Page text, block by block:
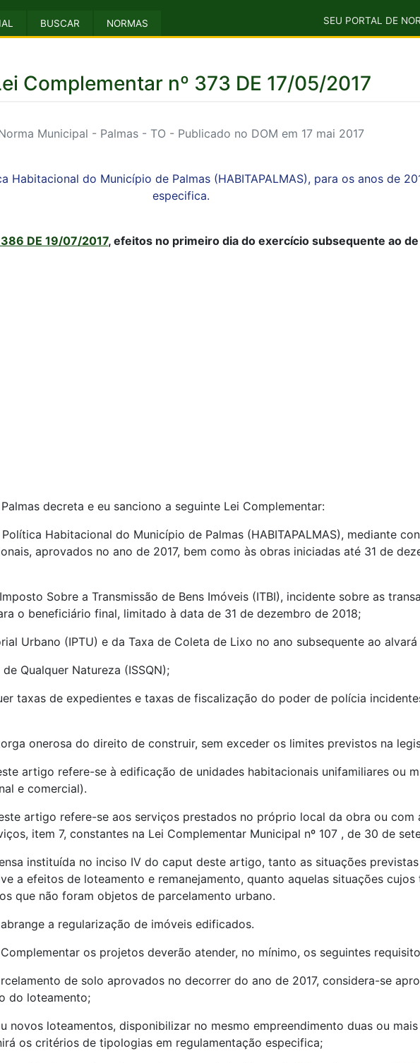
BUSCAR NORMAS SEU PORTAL DE
Complementar nº 373 DE 17/05/2017
Municipal - Palmas - TO - Publicado no DOM em 17 mai 2017
Habitacional do Município de Palmas (HABITAPALMAS), para os anos de
especifica.
DE 19/07/2017, efeitos no primeiro dia do exercício subsequente ao
decreta e eu sanciono a seguinte Lei Complementar:
Habitacional do Município de Palmas (HABITAPALMAS), mediante
aprovados no ano de 2017, bem como às obras iniciadas até 31 de
Sobre a Transmissão de Bens Imóveis (ITBI), incidente sobre as
o beneficiário final, limitado à data de 31 de dezembro de 2018;
Urbano (IPTU) e da Taxa de Coleta de Lixo no ano subsequente ao
Qualquer Natureza (ISSQN);
taxas de expedientes e taxas de fiscalização do poder de polícia
onerosa do direito de construir, sem exceder os limites previstos na
artigo refere-se à edificação de unidades habitacionais unifamiliares ou
e comercial).
artigo refere-se aos serviços prestados no próprio local da obra ou com
item 7, constantes na Lei Complementar Municipal nº 107 , de 30 de
instituída no inciso IV do caput deste artigo, tanto as situações
a efeitos de loteamento e remanejamento, quanto aquelas situações
que não foram objetos de parcelamento urbano.
a regularização de imóveis edificados.
os projetos deverão atender, no mínimo, os seguintes
de solo aprovados no decorrer do ano de 2017, considera-se
do loteamento;
novos loteamentos, disponibilizar no mesmo empreendimento duas ou
os critérios de tipologias em regulamentação especifica;